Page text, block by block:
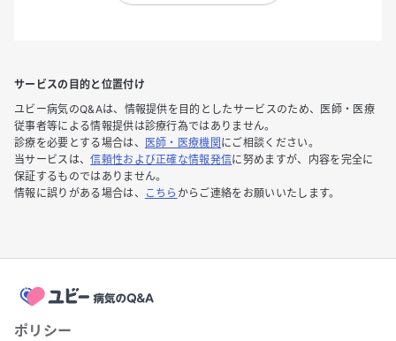
サービスの目的と位置付け
ユビー病気のQ&Aは、情報提供を目的としたサービスのため、医師・医療
従事者等による情報提供は診療行為ではありません。
診療を必要とする場合は、
医師・医療機関 にご相談ください。
当サービスは、信頼性および正確な情報発信に努めますが、内容を完全に
保証するものではありません。
情報に誤りがある場合は、
こちら からご連絡をお願いいたします。
ポリシー